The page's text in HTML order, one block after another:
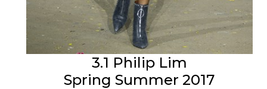
3.1 Philip Lim
Spring Summer 2017